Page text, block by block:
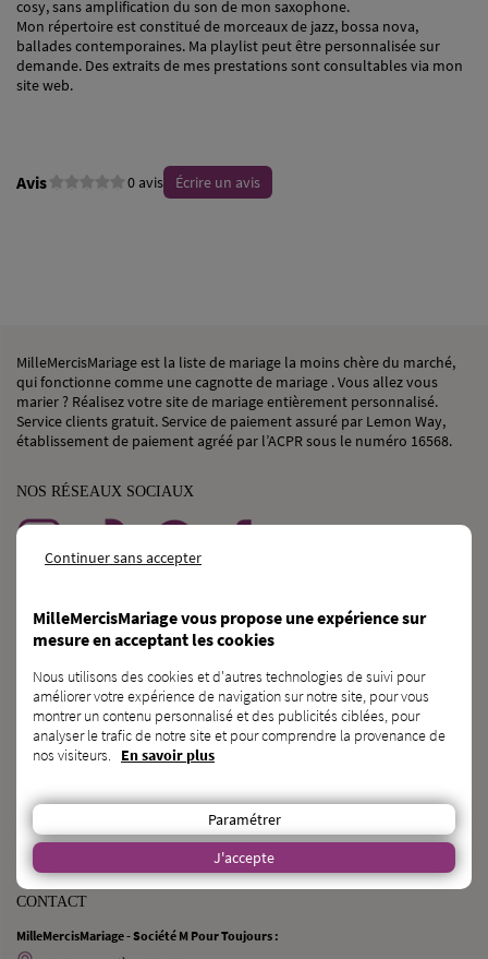
cosy, sans amplification du son de mon saxophone.
Mon répertoire est constitué de morceaux de jazz, bossa nova,
ballades contemporaines. Ma playlist peut être personnalisée sur
demande. Des extraits de mes prestations sont consultables via mon
site web.
Avis 0 avis Écrire un avis
MilleMercisMariage est la liste de mariage la moins chère du marché,
qui fonctionne comme une cagnotte de mariage . Vous allez vous
marier ? Réalisez votre site de mariage entièrement personnalisé.
Service clients gratuit. Service de paiement assuré par Lemon Way,
établissement de paiement agréé par l’ACPR sous le numéro 16568.
NOS RÉSEAUX SOCIAUX
DÉCOUVRIR KAGNOTTE.COM
PROFESSIONNELduMARIAGE ?
INSCRIVEZ-VOUS SUR L’ANNUAIRE
VOUS CONNAISSEZdesFUTURS MARIÉS ?
PARLEZ-LEUR DE NOUS !
CONTACT
MilleMercisMariage - Société M Pour Toujours :
Continuer sans accepter
MilleMercisMariage vous propose une expérience sur
mesure en acceptant les cookies
Nous utilisons des cookies et d'autres technologies de suivi pour
améliorer votre expérience de navigation sur notre site, pour vous
montrer un contenu personnalisé et des publicités ciblées, pour
analyser le trafic de notre site et pour comprendre la provenance de
nos visiteurs. En savoir plus
Paramétrer
J'accepte